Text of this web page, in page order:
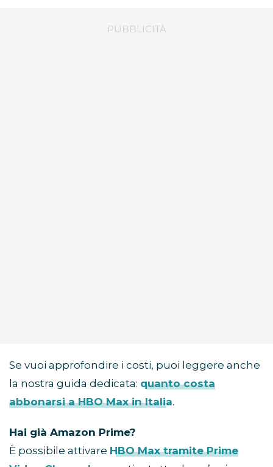
Se vuoi approfondire i costi, puoi leggere anche
la nostra guida dedicata: quanto costa
abbonarsi a HBO Max in Italia.
Hai già Amazon Prime?
È possibile attivare HBO Max tramite Prime